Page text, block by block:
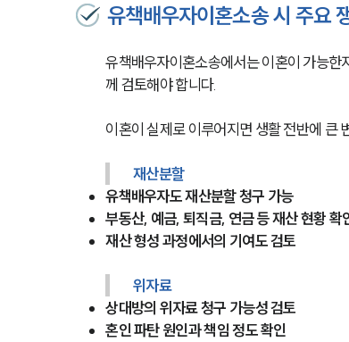
유책배우자이혼소송 시 주요
유책배우자이혼소송에서는 이혼이 가능한
께 검토해야 합니다.
이혼이 실제로 이루어지면 생활 전반에 큰
재산분할
유책배우자도 재산분할 청구 가능
부동산, 예금, 퇴직금, 연금 등 재산 현황 확
재산 형성 과정에서의 기여도 검토
위자료
상대방의 위자료 청구 가능성 검토
혼인 파탄 원인과 책임 정도 확인